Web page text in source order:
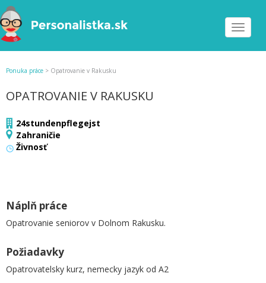
Toggle
Ponuka práce > Opatrovanie v Rakusku
OPATROVANIE V RAKUSKU
24stundenpflegejst
Zahraničie
Živnosť
Náplň práce
Opatrovanie seniorov v Dolnom Rakusku.
Požiadavky
Opatrovatelsky kurz, nemecky jazyk od A2